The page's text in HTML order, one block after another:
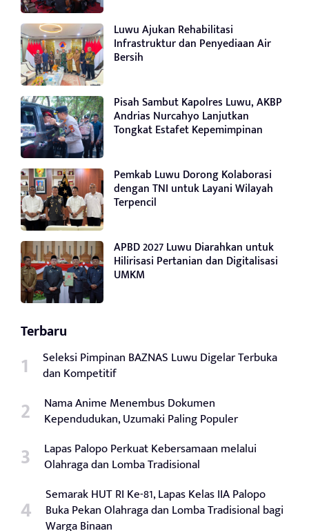
Luwu Ajukan Rehabilitasi
Infrastruktur dan Penyediaan Air
Bersih
Pisah Sambut Kapolres Luwu, AKBP
Andrias Nurcahyo Lanjutkan
Tongkat Estafet Kepemimpinan
Pemkab Luwu Dorong Kolaborasi
dengan TNI untuk Layani Wilayah
Terpencil
APBD 2027 Luwu Diarahkan untuk
Hilirisasi Pertanian dan Digitalisasi
UMKM
Terbaru
Seleksi Pimpinan BAZNAS Luwu Digelar Terbuka
dan Kompetitif
Nama Anime Menembus Dokumen
Kependudukan, Uzumaki Paling Populer
Lapas Palopo Perkuat Kebersamaan melalui
Olahraga dan Lomba Tradisional
Semarak HUT RI Ke-81, Lapas Kelas IIA Palopo
Buka Pekan Olahraga dan Lomba Tradisional bagi
Warga Binaan